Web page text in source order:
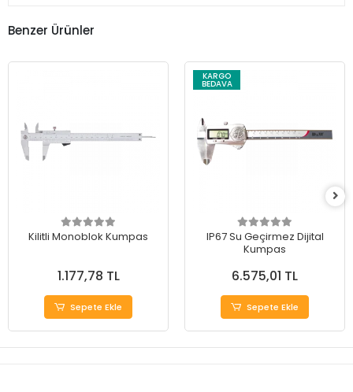
Benzer Ürünler
Kilitli Monoblok Kumpas
1.177,78 TL
Sepete Ekle
KARGO
BEDAVA
IP67 Su Geçirmez Dijital
Kumpas
6.575,01 TL
Sepete Ekle